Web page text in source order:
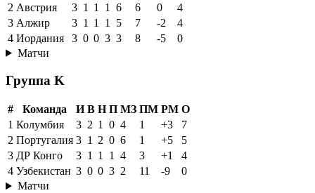
2 Австрия 3 1 1 1 6 6 0
4
3 Алжир 3 1 1 1 5 7 -2
4
4 Иордания 3 0 0 3 3 8 -5
0
Матчи
Группа K
# Команда И В Н П МЗ ПМ РМ О
1 Колумбия 3 2 1 0 4 1 +3
7
2 Португалия 3 1 2 0 6 1 +5
5
3 ДР Конго 3 1 1 1 4 3 +1
4
4 Узбекистан 3 0 0 3 2 11 -9
0
Матчи